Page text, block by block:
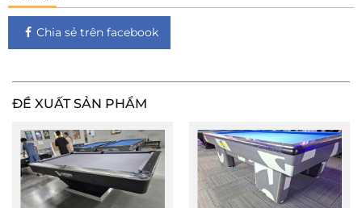
Chia sẻ trên facebook
ĐỀ XUẤT SẢN PHẨM